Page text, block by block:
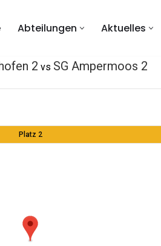
Abteilungen Aktuelles
2 vs SG Ampermoos 2
Platz 2